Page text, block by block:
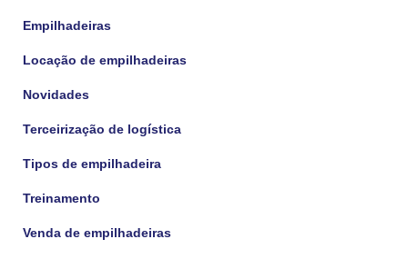
Empilhadeiras
Locação de empilhadeiras
Novidades
Terceirização de logística
Tipos de empilhadeira
Treinamento
Venda de empilhadeiras